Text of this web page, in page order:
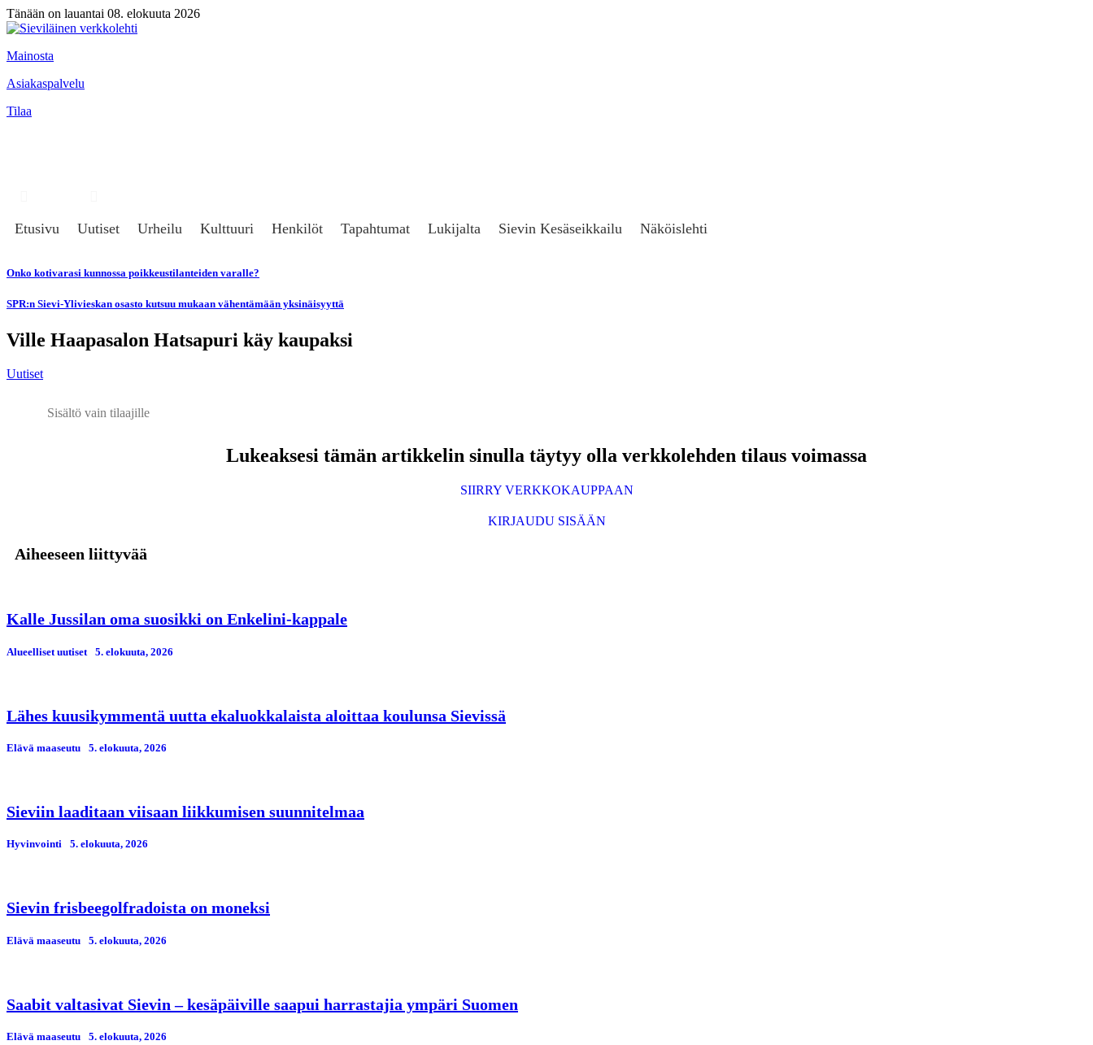
Tänään on lauantai 08. elokuuta 2026
Mainosta
Asiakaspalvelu
Tilaa
Etusivu Uutiset Urheilu Kulttuuri Henkilöt Tapahtumat Lukijalta Sievin Kesäseikkailu Näköislehti
Onko kotivarasi kunnossa poikkeustilanteiden varalle?
SPR:n Sievi-Ylivieskan osasto kutsuu mukaan vähentämään yksinäisyyttä
Ville Haapasalon Hatsapuri käy kaupaksi
Uutiset
Sisältö vain tilaajille
Lukeaksesi tämän artikkelin sinulla täytyy olla verkkolehden tilaus voimassa
SIIRRY VERKKOKAUPPAAN
KIRJAUDU SISÄÄN
Aiheeseen liittyvää
Kalle Jussilan oma suosikki on Enkelini-kappale
Alueelliset uutiset 5. elokuuta, 2026
Lähes kuusikymmentä uutta ekaluokkalaista aloittaa koulunsa Sievissä
Elävä maaseutu 5. elokuuta, 2026
Sieviin laaditaan viisaan liikkumisen suunnitelmaa
Hyvinvointi 5. elokuuta, 2026
Sievin frisbeegolfradoista on moneksi
Elävä maaseutu 5. elokuuta, 2026
Saabit valtasivat Sievin – kesäpäiville saapui harrastajia ympäri Suomen
Elävä maaseutu 5. elokuuta, 2026